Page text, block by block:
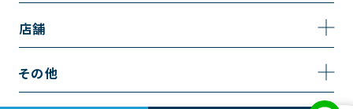
リノベーション
内装のリフォーム
お風呂の施工事例
コミュニティ
お知らせ
店舗
越谷店
その他